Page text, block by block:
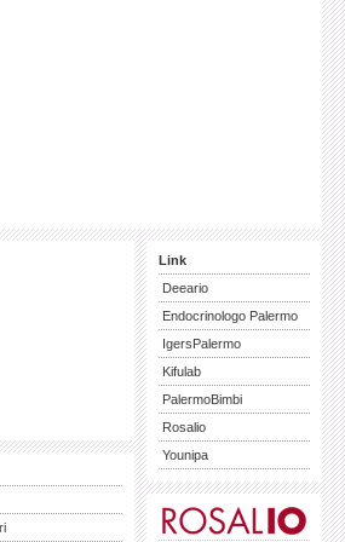
Link
Deeario
Endocrinologo Palermo
IgersPalermo
Kifulab
PalermoBimbi
Rosalio
Younipa